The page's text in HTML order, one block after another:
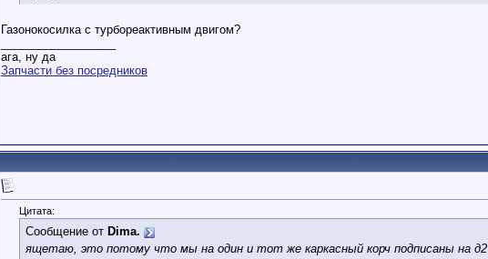
Газонокосилка с турбореактивным двигом?
ага, ну да
Запчасти без посредников
Цитата:
Сообщение от Dima.
ящетаю, это потому что мы на один и тот же каркасный корч подписаны на д2